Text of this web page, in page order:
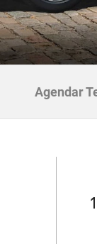
Agendar